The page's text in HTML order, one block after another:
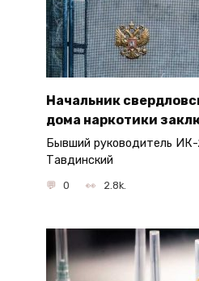
Начальник
дома наркотики
Бывший руководитель ИК-
Тавдинский
0 2.8k.